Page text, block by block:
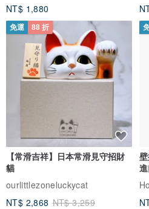
NT$ 1,880
免運 88 折
【常滑吉祥】日本常滑見守招財
貓
ourlittlezoneluckycat
NT$ 2,868 NT$ 3,259